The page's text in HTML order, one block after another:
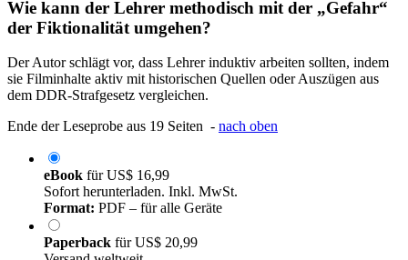
Wie kann der Lehrer methodisch mit der „Gefahr“
der Fiktionalität umgehen?
Der Autor schlägt vor, dass Lehrer induktiv arbeiten sollten, indem
sie Filminhalte aktiv mit historischen Quellen oder Auszügen aus
dem DDR-Strafgesetz vergleichen.
Ende der Leseprobe aus 19 Seiten - nach oben
eBook fürUS$ 16,99
Sofort herunterladen. Inkl. MwSt.
Format: PDF – für alle Geräte
Paperback fürUS$ 20,99